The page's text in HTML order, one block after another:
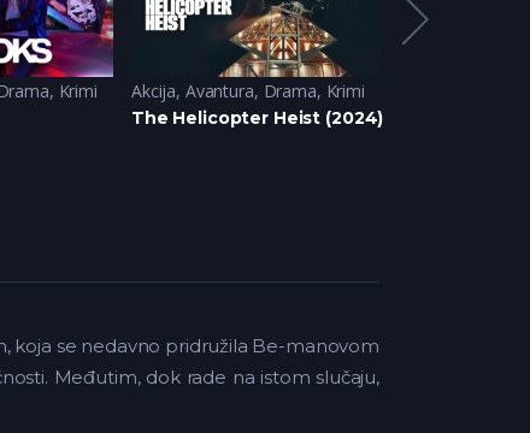
, Krimi Akcija, Avantura, Drama, Krimi
The Helicopter Heist (2024)
koja se nedavno pridružila Be-manovom
Međutim, dok rade na istom slučaju,